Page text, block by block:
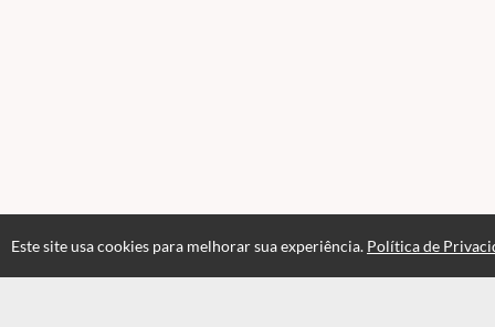
Este site usa cookies para melhorar sua experiência. Política de